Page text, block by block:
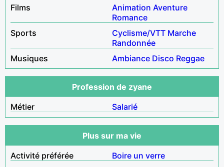
Films
Animation Aventure
Romance
Sports
Cyclisme/VTT Marche
Randonnée
Musiques
Ambiance Disco Reggae
Profession de zyane
Métier
Salarié
Plus sur ma vie
Activité préférée
Boire un verre